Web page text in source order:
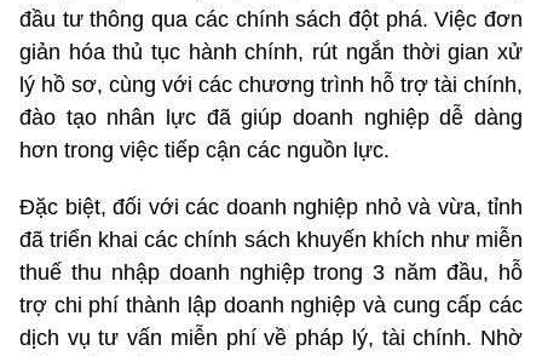
đầu tư thông qua các chính sách đột phá. Việc đơn
giản hóa thủ tục hành chính, rút ngắn thời gian xử
lý hồ sơ, cùng với các chương trình hỗ trợ tài chính,
đào tạo nhân lực đã giúp doanh nghiệp dễ dàng
hơn trong việc tiếp cận các nguồn lực.
Đặc biệt, đối với các doanh nghiệp nhỏ và vừa, tỉnh
đã triển khai các chính sách khuyến khích như miễn
thuế thu nhập doanh nghiệp trong 3 năm đầu, hỗ
trợ chi phí thành lập doanh nghiệp và cung cấp các
dịch vụ tư vấn miễn phí về pháp lý, tài chính. Nhờ